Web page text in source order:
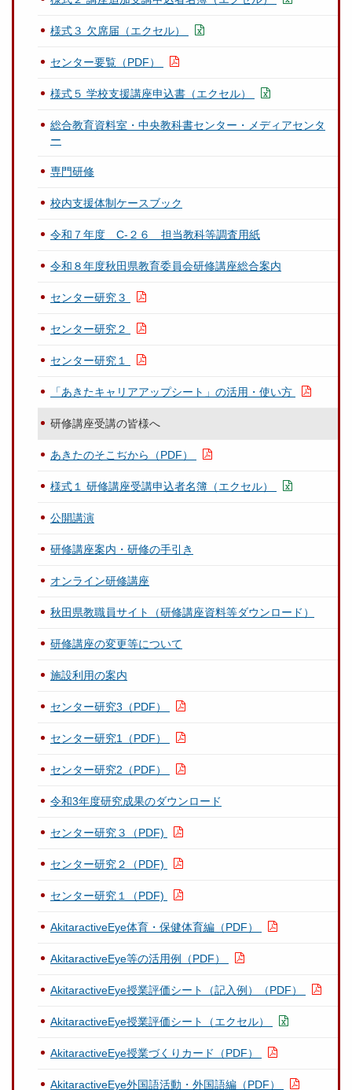
様式３ 欠席届（エクセル）
センター要覧（PDF）
様式５ 学校支援講座申込書（エクセル）
総合教育資料室・中央教科書センター・メディアセンタ
ー
専門研修
校内支援体制ケースブック
令和７年度 C-２６ 担当教科等調査用紙
令和８年度秋田県教育委員会研修講座総合案内
センター研究３
センター研究２
センター研究１
「あきたキャリアアップシート」の活用・使い方
研修講座受講の皆様へ
あきたのそこぢから（PDF）
様式１ 研修講座受講申込者名簿（エクセル）
公開講演
研修講座案内・研修の手引き
オンライン研修講座
秋田県教職員サイト（研修講座資料等ダウンロード）
研修講座の変更等について
施設利用の案内
センター研究3（PDF）
センター研究1（PDF）
センター研究2（PDF）
令和3年度研究成果のダウンロード
センター研究３（PDF)
センター研究２（PDF)
センター研究１（PDF)
AkitaractiveEye体育・保健体育編（PDF）
AkitaractiveEye等の活用例（PDF）
AkitaractiveEye授業評価シート（記入例）（PDF）
AkitaractiveEye授業評価シート（エクセル）
AkitaractiveEye授業づくりカード（PDF）
AkitaractiveEye外国語活動・外国語編（PDF）